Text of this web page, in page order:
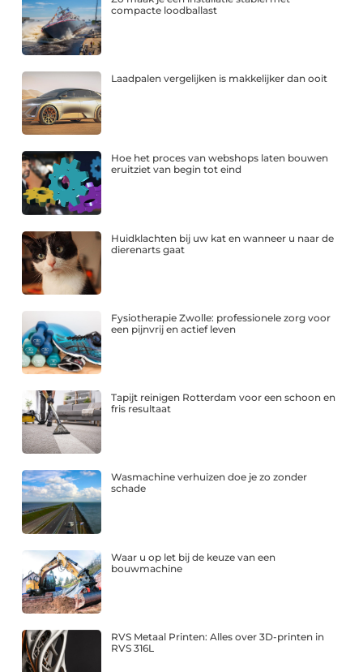
compacte loodballast
Laadpalen vergelijken is makkelijker dan ooit
Hoe het proces van webshops laten bouwen
eruitziet van begin tot eind
Huidklachten bij uw kat en wanneer u naar de
dierenarts gaat
Fysiotherapie Zwolle: professionele zorg voor
een pijnvrij en actief leven
Tapijt reinigen Rotterdam voor een schoon en
fris resultaat
Wasmachine verhuizen doe je zo zonder
schade
Waar u op let bij de keuze van een
bouwmachine
RVS Metaal Printen: Alles over 3D-printen in
RVS 316L